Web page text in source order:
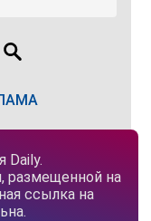
Daily.
размещенной на
ссылка на